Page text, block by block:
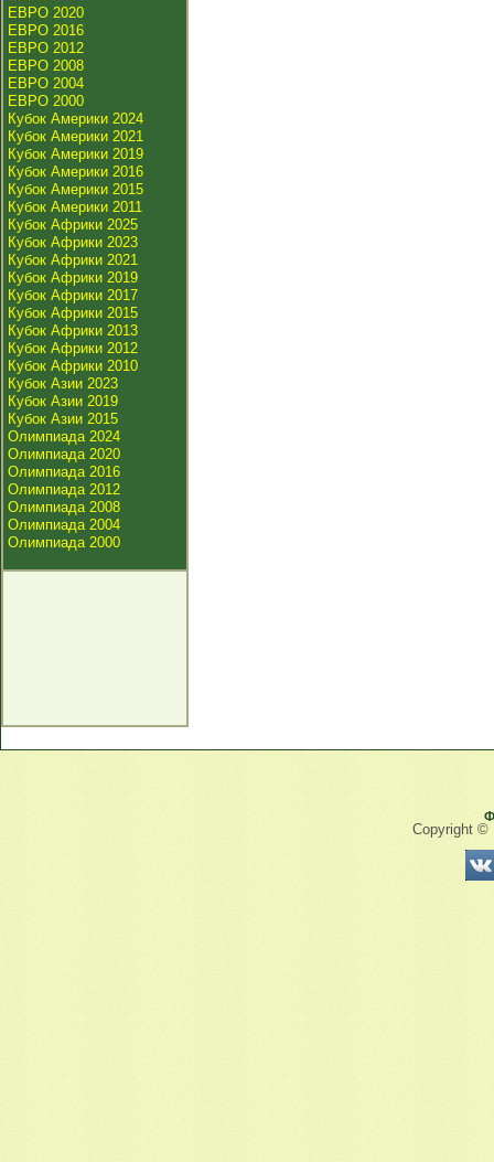
ЕВРО 2020
ЕВРО 2016
ЕВРО 2012
ЕВРО 2008
ЕВРО 2004
ЕВРО 2000
Кубок Америки 2024
Кубок Америки 2021
Кубок Америки 2019
Кубок Америки 2016
Кубок Америки 2015
Кубок Америки 2011
Кубок Африки 2025
Кубок Африки 2023
Кубок Африки 2021
Кубок Африки 2019
Кубок Африки 2017
Кубок Африки 2015
Кубок Африки 2013
Кубок Африки 2012
Кубок Африки 2010
Кубок Азии 2023
Кубок Азии 2019
Кубок Азии 2015
Олимпиада 2024
Олимпиада 2020
Олимпиада 2016
Олимпиада 2012
Олимпиада 2008
Олимпиада 2004
Олимпиада 2000
Copyright ©